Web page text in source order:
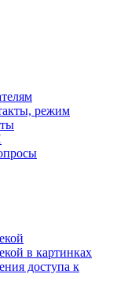
режим
в картинках
доступа к